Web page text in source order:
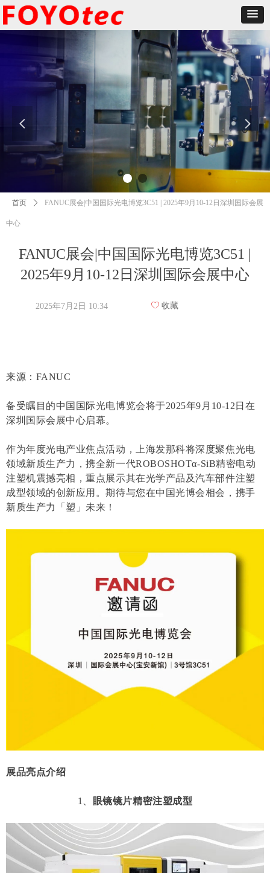
넳 넲
FANUC展会|中国国际光电博览3C51 |
2025年9月10-12日深圳国际会展中心
首页 ꄲ FANUC展会|中国国际光电博览3C51 | 2025年9月10-12日深圳国际会展
中心
来源：FANUC
备受瞩目的中国国际光电博览会将于2025年9月10-12日在
深圳国际会展中心启幕。
作为年度光电产业焦点活动，上海发那科将深度聚焦光电
领域新质生产力，携全新一代ROBOSHOTα-SiB精密电动
注塑机震撼亮相，重点展示其在光学产品及汽车部件注塑
成型领域的创新应用。期待与您在中国光博会相会，携手
新质生产力「塑」未来！
展品亮点介绍
1、 眼镜镜片精密注塑成型
2025年7月2日 10:34 ꄀ 收藏